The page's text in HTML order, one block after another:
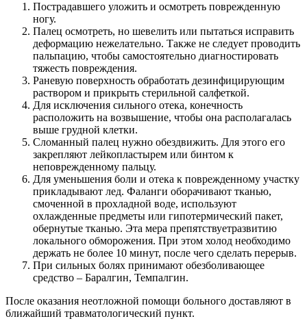
Пострадавшего уложить и осмотреть поврежденную
ногу.
Палец осмотреть, но шевелить или пытаться исправить
деформацию нежелательно. Также не следует проводить
пальпацию, чтобы самостоятельно диагностировать
тяжесть повреждения.
Раневую поверхность обработать дезинфицирующим
раствором и прикрыть стерильной салфеткой.
Для исключения сильного отека, конечность
расположить на возвышение, чтобы она располагалась
выше грудной клетки.
Сломанный палец нужно обездвижить. Для этого его
закрепляют лейкопластырем или бинтом к
неповрежденному пальцу.
Для уменьшения боли и отека к поврежденному участку
прикладывают лед. Фаланги оборачивают тканью,
смоченной в прохладной воде, используют
охлажденные предметы или гипотермический пакет,
обернутые тканью. Эта мера препятствуетразвитию
локального обморожения. При этом холод необходимо
держать не более 10 минут, после чего сделать перерыв.
При сильных болях принимают обезболивающее
средство – Баралгин, Темпалгин.
После оказания неотложной помощи больного доставляют в
ближайший травматологический пункт.